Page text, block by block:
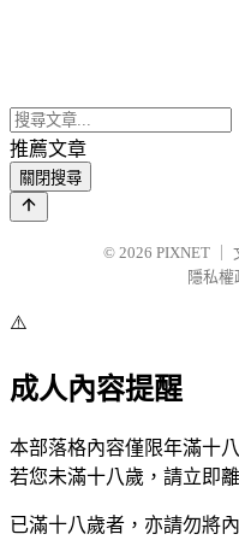
推薦文章
關閉搜尋
© 2026 PIXNET
隱私權
⚠️
成人內容提醒
本部落格內容僅限年滿十
若您未滿十八歲，請立即離
已滿十八歲者，亦請勿將